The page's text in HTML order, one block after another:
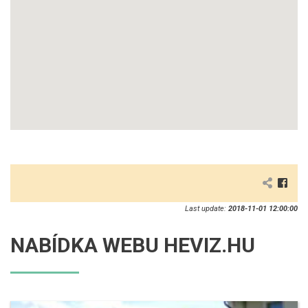
Last update: 2018-11-01 12:00:00
NABÍDKA WEBU HEVIZ.HU